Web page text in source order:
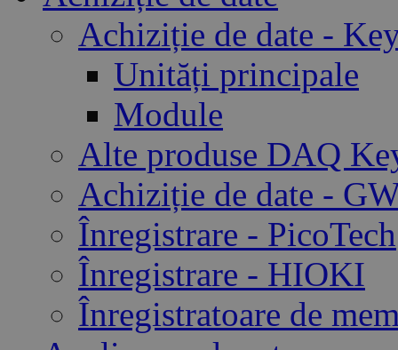
Achiziție de date -
Unități principale
Module
Alte produse DAQ
Achiziție de date -
Înregistrare - PicoTech
Înregistrare - HIOKI
Înregistratoare de